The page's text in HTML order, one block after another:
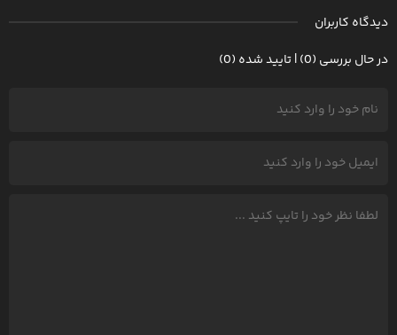
دیدگاه کاربران
در حال بررسی (0) | تایید شده (0)